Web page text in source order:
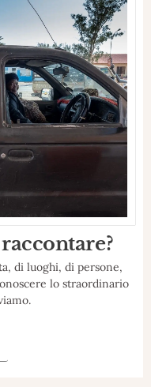
di luoghi, di persone,
lo straordinario